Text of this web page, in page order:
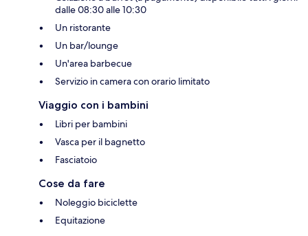
dalle 08:30 alle 10:30
Un ristorante
Un bar/lounge
Un'area barbecue
Servizio in camera con orario limitato
Viaggio con i bambini
Libri per bambini
Vasca per il bagnetto
Fasciatoio
Cose da fare
Noleggio biciclette
Equitazione